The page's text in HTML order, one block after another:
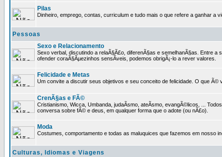
Pilas
Dinheiro, emprego, contas, curriculum e tudo mais o que refere a ganhar a
Pessoas
Sexo e Relacionamento
Sexo verbal, discutindo a relaÃ§Ã£o, diferenÃ§as e semelhanÃ§as. Entre a
ofender coraÃ§Ãµezinhos sensÃ­veis, podemos obrigÃ¡-lo a rever valores.
Felicidade e Metas
Um convite a discutir seus objetivos e seu conceito de felicidade. O que Ã©
CrenÃ§as e FÃ©
Cristianismo, Wicca, Umbanda, judaÃ­smo, ateÃ­smo, evangÃ©licos, ...
conversa sobre fÃ© e deus, em qualquer forma que o adote (ou nÃ£o).
Moda
Costumes, comportamento e todas as maluquices que fazemos em nosso
Culturas, Idiomas e Viagens